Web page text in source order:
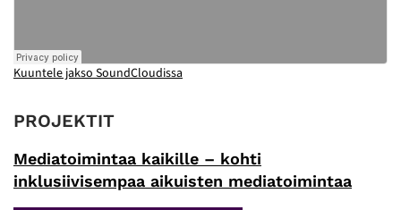
Kuuntele jakso SoundCloudissa
PROJEKTIT
Mediatoimintaa kaikille – kohti
inklusiivisempaa aikuisten mediatoimintaa